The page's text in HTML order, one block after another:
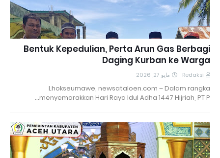
Bentuk Kepedulian, Perta Arun Gas Berbagi
Daging Kurban ke Warga
Redaksi مايو 27, 2026
Lhokseumawe, newsataloen.com – Dalam rangka
menyemarakkan Hari Raya Idul Adha 1447 Hijriah, PT P…